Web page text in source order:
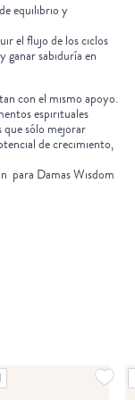
equilibrio y
el flujo de los ciclos
ganar sabiduría en
con el mismo apoyo.
espirituales
sólo mejorar
de crecimiento,
para Damas Wisdom